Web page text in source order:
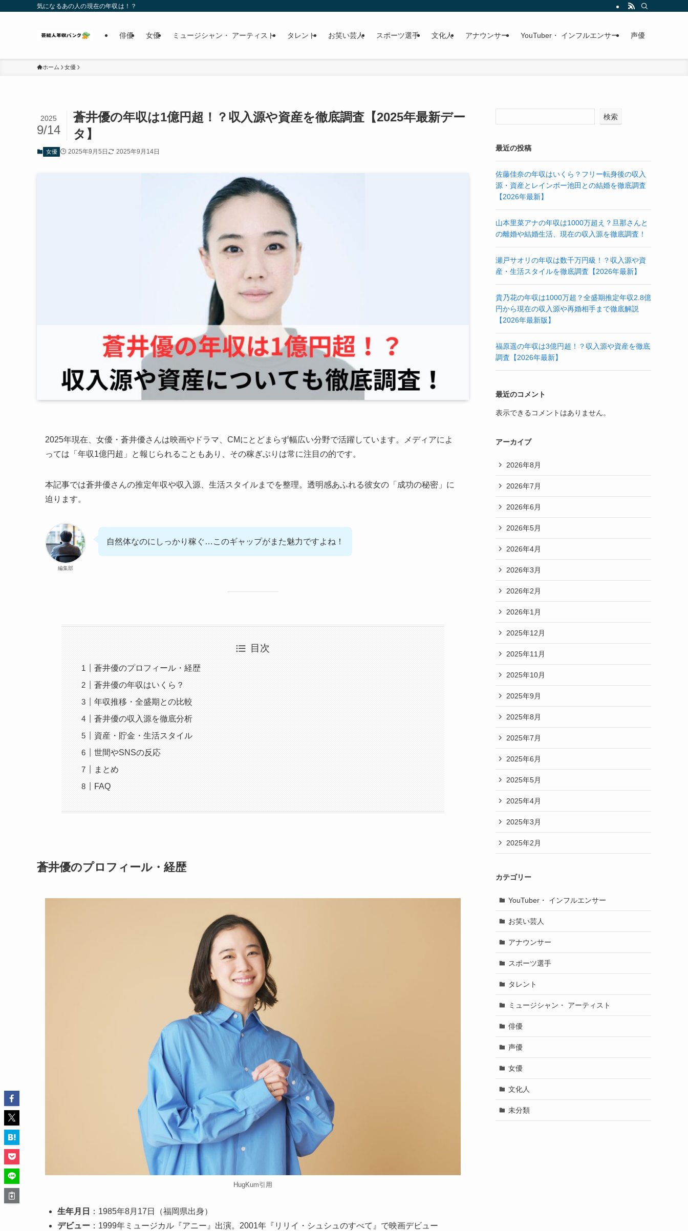
気になるあの人の現在の年収は！？
俳優 女優 ミュージシャン・ アーティスト タレント お笑い芸人 スポーツ選手 文化人 アナウンサー YouTuber・ インフルエンサー 声優
ホーム 女優
蒼井優の年収は1億円超！？収入源や資産を徹底調査【2025年最新デー
タ】
2025
9/14
女優 2025年9月5日 2025年9月14日
2025年現在、女優・蒼井優さんは映画やドラマ、CMにとどまらず幅広い分野で活躍しています。メディアによ
っては「年収1億円超」と報じられることもあり、その稼ぎぶりは常に注目の的です。
本記事では蒼井優さんの推定年収や収入源、生活スタイルまでを整理。透明感あふれる彼女の「成功の秘密」に
迫ります。
編集部
自然体なのにしっかり稼ぐ…このギャップがまた魅力ですよね！
目次
蒼井優のプロフィール・経歴
蒼井優の年収はいくら？
年収推移・全盛期との比較
蒼井優の収入源を徹底分析
資産・貯金・生活スタイル
世間やSNSの反応
まとめ
FAQ
蒼井優のプロフィール・経歴
HugKum引用
生年月日
：1985年8月17日（福岡県出身）
デビュー ：1999年ミュージカル『アニー』出演。2001年『リリイ・シュシュのすべて』で映画デビュー
検索
最近の投稿
佐藤佳奈の年収はいくら？フリー転身後の収入
源・資産とレインボー池田との結婚を徹底調査
【2026年最新】
山本里菜アナの年収は1000万超え？旦那さんと
の離婚や結婚生活、現在の収入源を徹底調査！
瀬戸サオリの年収は数千万円級！？収入源や資
産・生活スタイルを徹底調査【2026年最新】
貴乃花の年収は1000万超？全盛期推定年収2.8億
円から現在の収入源や再婚相手まで徹底解説
【2026年最新版】
福原遥の年収は3億円超！？収入源や資産を徹底
調査【2026年最新】
最近のコメント
表示できるコメントはありません。
アーカイブ
2026年8月
2026年7月
2026年6月
2026年5月
2026年4月
2026年3月
2026年2月
2026年1月
2025年12月
2025年11月
2025年10月
2025年9月
2025年8月
2025年7月
2025年6月
2025年5月
2025年4月
2025年3月
2025年2月
カテゴリー
YouTuber・ インフルエンサー
お笑い芸人
アナウンサー
スポーツ選手
タレント
ミュージシャン・ アーティスト
俳優
声優
女優
文化人
未分類